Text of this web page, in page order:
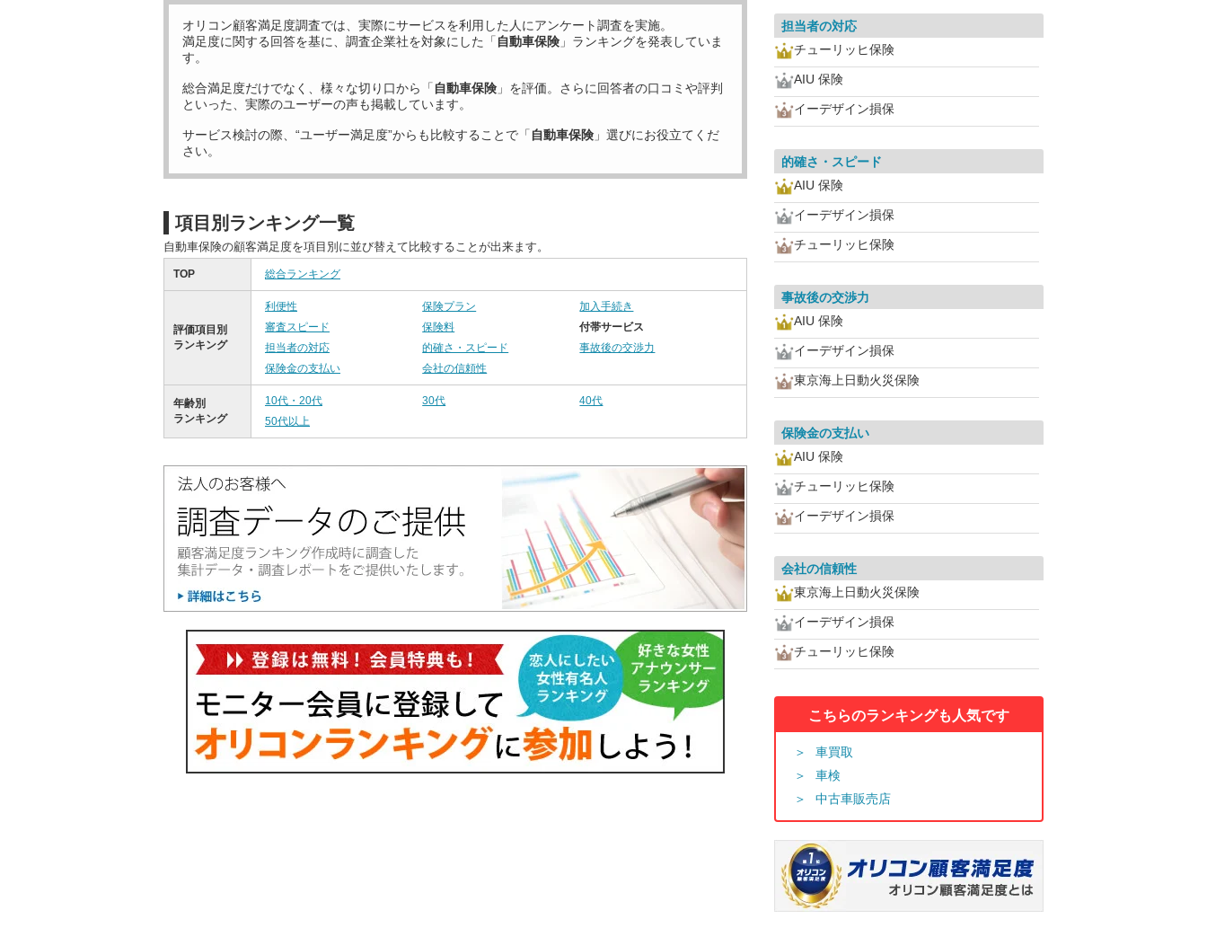
オリコン顧客満足度調査では、実際にサービスを利用した 人にアンケート調査を実施。
満足度に関する回答を基に、調査企業社を対象にした「 自動車保険 」ランキングを発表していま
す。
総合満足度だけでなく、様々な切り口から「 自動車保険 」を評価。さらに回答者の口コミや評判
といった、実際のユーザーの声も掲載しています。
サービス検討の際、“ユーザー満足度”からも比較することで「 自動車保険 」選びにお役立てくだ
さい。
項目別ランキング一覧
自動車保険の顧客満足度を項目別に並び替えて比較することが出来ます。
TOP 総合ランキング
評価項目別
ランキング
利便性 保険プラン
加入手続き
審査スピード
保険料
付帯サービス
担当者の対応
的確さ・スピード
事故後の交渉力
保険金の支払い
会社の信頼性
年齢別
ランキング
10代・20代 30代
40代
50代以上
担当者の対応
チューリッヒ保険
AIU 保険
イーデザイン損保
的確さ・スピード
AIU 保険
イーデザイン損保
チューリッヒ保険
事故後の交渉力
AIU 保険
イーデザイン損保
東京海上日動火災保険
保険金の支払い
AIU 保険
チューリッヒ保険
イーデザイン損保
会社の信頼性
東京海上日動火災保険
イーデザイン損保
チューリッヒ保険
こちらのランキングも人気です
車買取
車検
中古車販売店